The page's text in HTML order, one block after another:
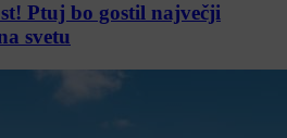
Ptuj bo gostil največji
svetu